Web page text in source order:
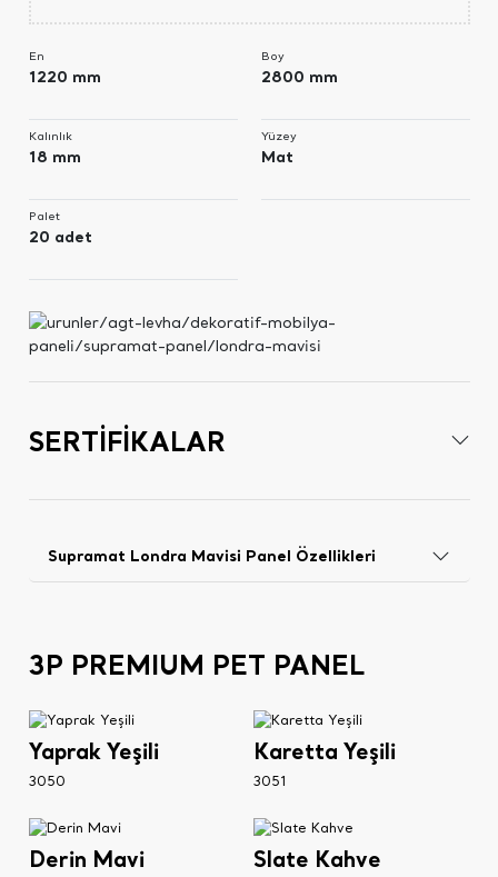
En
1220 mm
Kalınlık
18 mm
Palet
20 adet
Boy
2800 mm
Yüzey
Mat
SERTİFİKALAR
Supramat Londra Mavisi Panel Özellikleri
3P PREMIUM PET PANEL
Yaprak Yeşili
3050
Karetta Yeşili
3051
Derin Mavi Slate Kahve